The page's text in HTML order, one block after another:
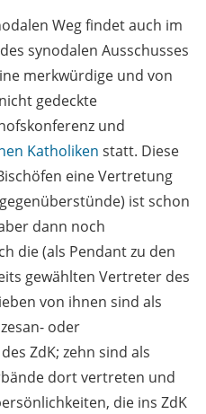
Weg findet auch im
synodalen Ausschusses
merkwürdige und von
gedeckte
und
Katholiken statt. Diese
eine Vertretung
ist schon
dann noch
die (als Pendant zu den
gewählten Vertreter des
von ihnen sind als
oder
ZdK; zehn sind als
dort vertreten und
die ins ZdK